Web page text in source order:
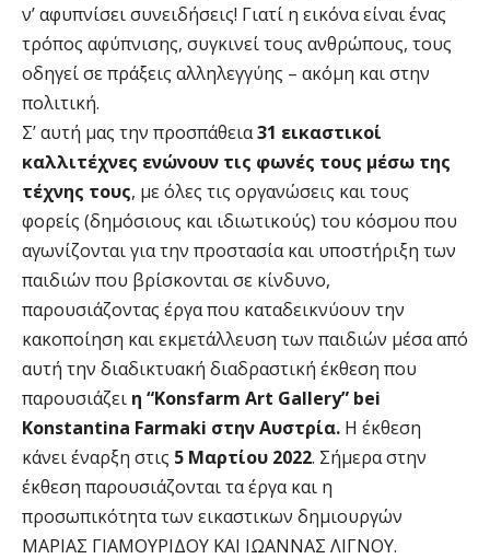
ν’ αφυπνίσει συνειδήσεις! Γιατί η εικόνα είναι ένας
τρόπος αφύπνισης, συγκινεί τους ανθρώπους, τους
οδηγεί σε πράξεις αλληλεγγύης – ακόμη και στην
πολιτική.
Σ’ αυτή μας την προσπάθεια31 εικαστικοί
καλλιτέχνες ενώνουν τις φωνές τους μέσω της
τέχνης τους, με όλες τις οργανώσεις και τους
φορείς (δημόσιους και ιδιωτικούς) του κόσμου που
αγωνίζονται για την προστασία και υποστήριξη των
παιδιών που βρίσκονται σε κίνδυνο,
παρουσιάζοντας έργα που καταδεικνύουν την
κακοποίηση και εκμετάλλευση των παιδιών μέσα από
αυτή την διαδικτυακή διαδραστική έκθεση που
παρουσιάζει η “Konsfarm Art Gallery” bei
Konstantina Farmaki στην Αυστρία. Η έκθεση
κάνει έναρξη στις 5 Μαρτίου 2022. Σήμερα στην
έκθεση παρουσιάζονται τα έργα και η
προσωπικότητα των εικαστικων δημιουργών
ΜΑΡΙΑΣ ΓΙΑΜΟΥΡΙΔΟΥ ΚΑΙ ΙΩΑΝΝΑΣ ΛΙΓΝΟΥ.